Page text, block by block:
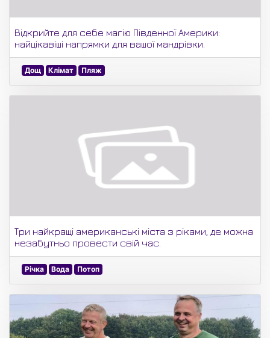
Відкрийте для себе магію Південної Америки:
найцікавіші напрямки для вашої мандрівки.
Дощ Клімат Пляж
Три найкращі американські міста з ріками, де можна
незабутньо провести свій час.
Річка Вода Потоп